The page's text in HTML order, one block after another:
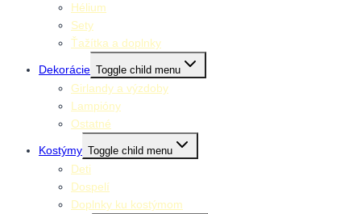
Hélium
Sety
Ťažítka a doplnky
Dekorácie Toggle child menu
Girlandy a výzdoby
Lampióny
Ostatné
Kostýmy Toggle child menu
Deti
Dospelí
Doplnky ku kostýmom